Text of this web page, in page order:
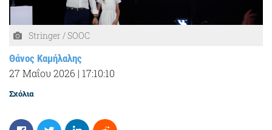
Stringer / SOOC
Θάνος Καμήλαλης
27 Μαΐου 2026 | 17:10:10
Σχόλια